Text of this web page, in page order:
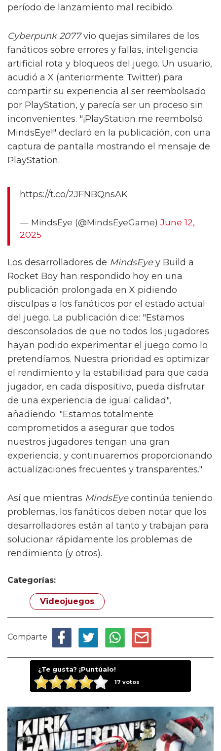
período de lanzamiento mal recibido.
Cyberpunk 2077vio quejas similares de los
fanáticos sobre errores y fallas, inteligencia
artificial rota y bloqueos del juego. Un usuario,
acudió a X (anteriormente Twitter) para
compartir su experiencia al ser reembolsado
por PlayStation, y parecía ser un proceso sin
inconvenientes. "¡PlayStation me reembolsó
MindsEye!" declaró en la publicación, con una
captura de pantalla mostrando el mensaje de
PlayStation.
https://t.co/2JFNBQnsAK
— MindsEye (@MindsEyeGame) June 12,
2025
Los desarrolladores de MindsEyey Build a
Rocket Boy han respondido hoy en una
publicación prolongada en X pidiendo
disculpas a los fanáticos por el estado actual
del juego. La publicación dice: "Estamos
desconsolados de que no todos los jugadores
hayan podido experimentar el juego como lo
pretendíamos. Nuestra prioridad es optimizar
el rendimiento y la estabilidad para que cada
jugador, en cada dispositivo, pueda disfrutar
de una experiencia de igual calidad",
añadiendo: "Estamos totalmente
comprometidos a asegurar que todos
nuestros jugadores tengan una gran
experiencia, y continuaremos proporcionando
actualizaciones frecuentes y transparentes."
Así que mientras MindsEyecontinúa teniendo
problemas, los fanáticos deben notar que los
desarrolladores están al tanto y trabajan para
solucionar rápidamente los problemas de
rendimiento (y otros).
Categorías:
Videojuegos
Comparte
¿Te gusta? ¡Puntúalo!
17 votos